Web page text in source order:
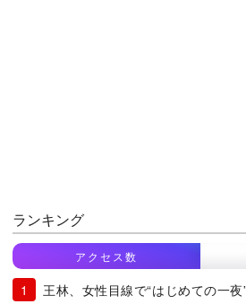
ランキング
アクセス数
王林、女性目線で“はじめての一夜